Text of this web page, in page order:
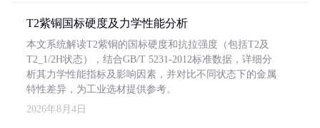
T2紫铜国标硬度及力学性能分析
本文系统解读T2紫铜的国标硬度和抗拉强度（包括T2及
T2_1/2H状态），结合GB/T 5231-2012标准数据，详细分
析其力学性能指标及影响因素，并对比不同状态下的金属
特性差异，为工业选材提供参考。
2026年8月4日